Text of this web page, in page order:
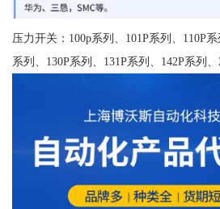
压力开关：100p系列、101P系列、110P
系列、130P系列、131P系列、142P系列